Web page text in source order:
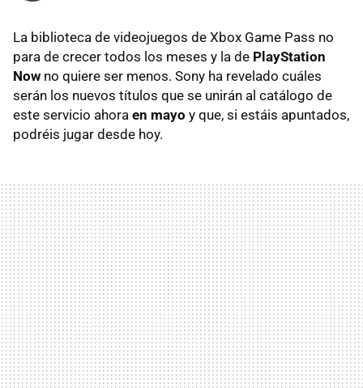
La biblioteca de videojuegos de Xbox Game Pass no
para de crecer todos los meses y la de PlayStation
Now no quiere ser menos. Sony ha revelado cuáles
serán los nuevos títulos que se unirán al catálogo de
este servicio ahora en mayo y que, si estáis apuntados,
podréis jugar desde hoy.